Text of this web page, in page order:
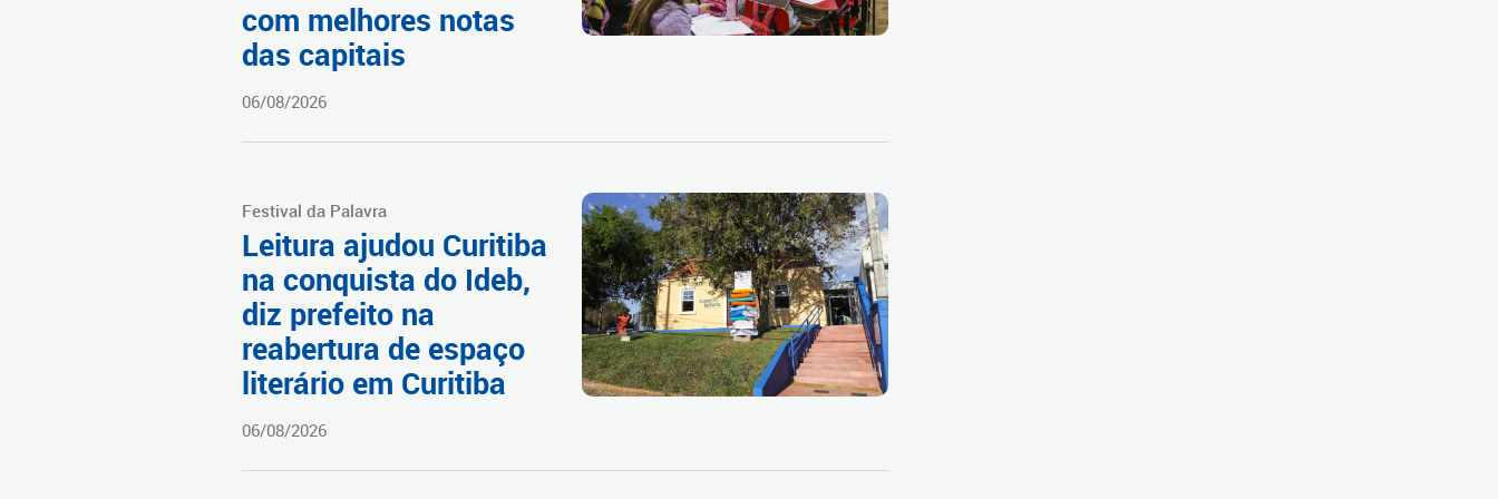
com melhores notas
das capitais
06/08/2026
Festival da Palavra
Leitura ajudou Curitiba
na conquista do Ideb,
diz prefeito na
reabertura de espaço
literário em Curitiba
06/08/2026